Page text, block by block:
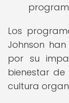
Los
Johnson
por su
bienestar
cultura